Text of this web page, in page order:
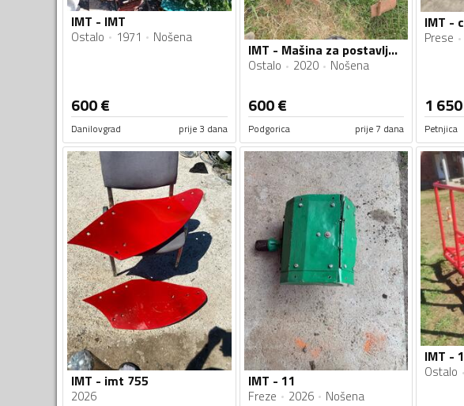
IMT - IMT
Ostalo 1971 Nošena
600€
Danilovgrad prije 3 dana
IMT - Mašina za postavljanje folije
Ostalo 2020 Nošena
600€
Podgorica prije 7 dana
IMT -
Prese
1 650
Petnjica
IMT - imt 755
2026
IMT - 11
Freze 2026 Nošena
IMT -
Ostalo